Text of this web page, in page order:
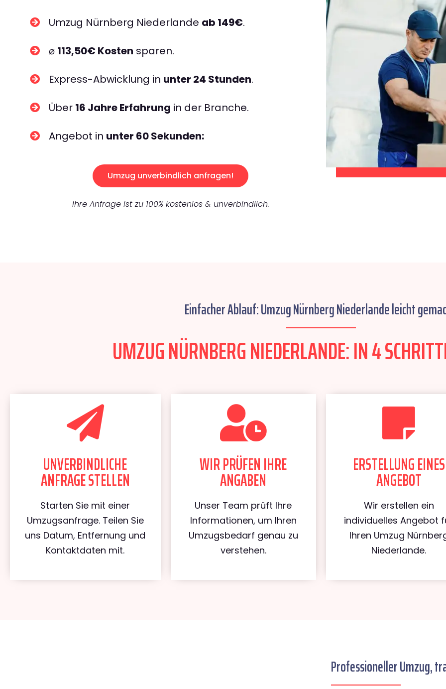
Umzug Nürnberg Niederlande ab 149€.
⌀ 113,50€ Kosten sparen.
Express-Abwicklung in unter 24 Stunden.
Über 16 Jahre Erfahrung in der Branche.
Angebot in unter 60 Sekunden:
Umzug unverbindlich anfragen!
Ihre Anfrage ist zu 100% kostenlos & unverbindlich.
Einfacher Ablauf: Umzug Nürnberg Niederlande leicht
UMZUG NÜRNBERG NIEDERLANDE: IN 4
UNVERBINDLICHE
ANFRAGE STELLEN
Starten Sie mit einer
Umzugsanfrage. Teilen Sie
uns Datum, Entfernung und
Kontaktdaten mit.
WIR PRÜFEN IHRE
ANGABEN
Unser Team prüft Ihre
Informationen, um Ihren
Umzugsbedarf genau zu
verstehen.
ERSTELLUNG EINES
ANGEBOT
Wir erstellen ein
individuelles Angebot
Ihren Umzug
Niederlande.
Professioneller Umzug,